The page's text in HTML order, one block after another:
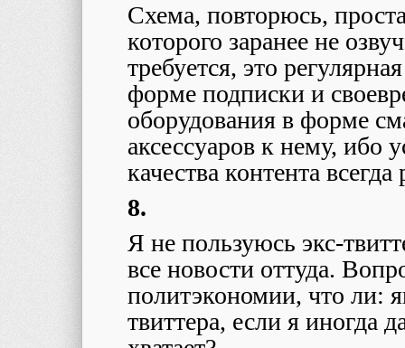
Схема, повторюсь,
которого заранее не
требуется, это
форме подписки и
оборудования в форме
аксессуаров к нему, ибо
качества контента всегда
8.
Я не пользуюсь экс-
все новости оттуда.
политэкономии, что ли:
твиттера, если я иногда